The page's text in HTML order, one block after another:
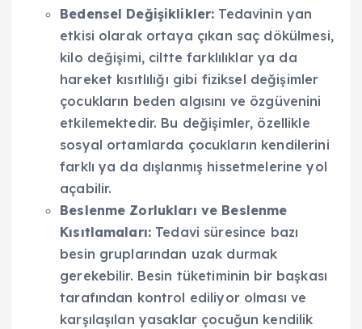
Bedensel Değişiklikler: Tedavinin yan
etkisi olarak ortaya çıkan saç dökülmesi,
kilo değişimi, ciltte farklılıklar ya da
hareket kısıtlılığı gibi fiziksel değişimler
çocukların beden algısını ve özgüvenini
etkilemektedir. Bu değişimler, özellikle
sosyal ortamlarda çocukların kendilerini
farklı ya da dışlanmış hissetmelerine yol
açabilir.
Beslenme Zorlukları ve Beslenme
Kısıtlamaları: Tedavi süresince bazı
besin gruplarından uzak durmak
gerekebilir. Besin tüketiminin bir başkası
tarafından kontrol ediliyor olması ve
karşılaşılan yasaklar çocuğun kendilik